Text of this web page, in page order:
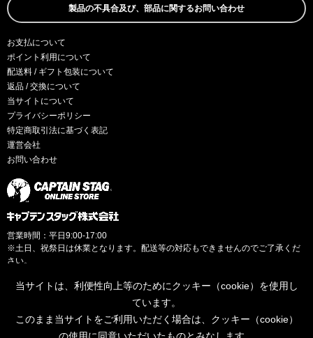
製品の不具合及び、部品に関するお問い合わせ
お支払について
ポイント利用について
配送料 / ギフト包装について
返品 / 交換について
当サイトについて
プライバシーポリシー
特定商取引法に基づく表記
運営会社
お問い合わせ
営業時間：平日9:00-17:00
※土日、祝祭日は休業となります。配送等の対応もできませんのでご了承くだ
さい。
当サイトは、利便性向上等のためにクッキー（cookie）を使用し
ています。
このまま当サイトをご利用いただく場合は、クッキー（cookie）